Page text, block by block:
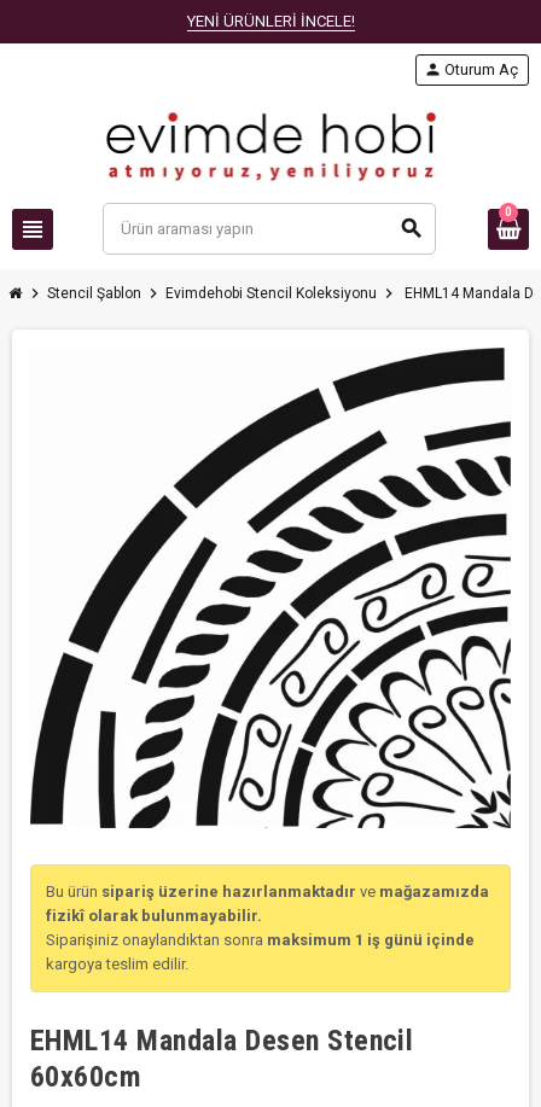
YENİ ÜRÜNLERİ İNCELE!
view_headline search
person Oturum Aç
0
chevron_right Stencil Şablon chevron_right Evimdehobi Stencil Koleksiyonu chevron_right EHML14 Mandala
Bu ürün sipariş üzerine hazırlanmaktadır ve mağazamızda
fizikî olarak bulunmayabilir.
Siparişiniz onaylandıktan sonra maksimum 1 iş günü içinde
kargoya teslim edilir.
EHML14 Mandala Desen Stencil
60x60cm